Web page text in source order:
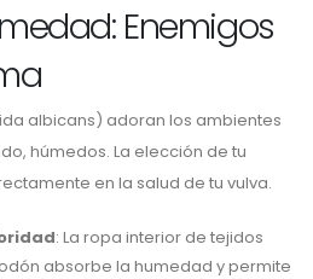
Enemigos
albicans) adoran los ambientes
húmedos. La elección de tu
en la salud de tu vulva.
: La ropa interior de tejidos
absorbe la humedad y permite